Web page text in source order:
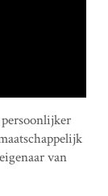
van